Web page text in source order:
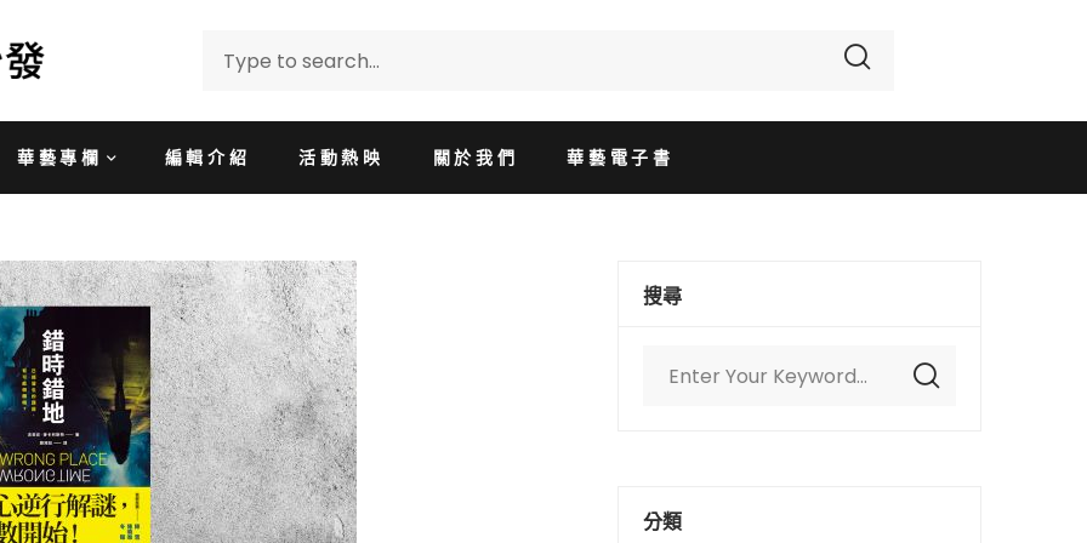
華藝專欄 編輯介紹 活動熱映 關於我們 華藝電子書
搜尋
分類